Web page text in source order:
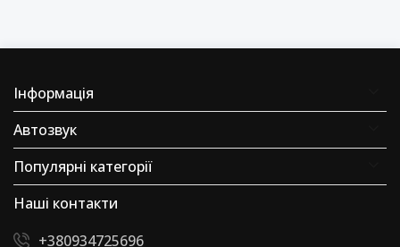
Інформація
Автозвук
Популярні категорії
Наші контакти
+380934725696